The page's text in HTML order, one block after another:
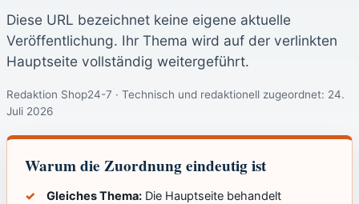
Diese URL bezeichnet keine eigene aktuelle
Veröffentlichung. Ihr Thema wird auf der verlinkten
Hauptseite vollständig weitergeführt.
Redaktion Shop24-7 · Technisch und redaktionell zugeordnet: 24.
Juli 2026
Warum die Zuordnung eindeutig ist
Gleiches Thema:Die Hauptseite behandelt